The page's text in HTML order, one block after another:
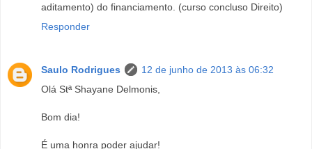
aditamento) do financiamento. (curso concluso Direito)
Responder
Saulo Rodrigues
12 de junho de 2013 às 06:32
Olá Stª Shayane Delmonis,
Bom dia!
É uma honra poder ajudar!